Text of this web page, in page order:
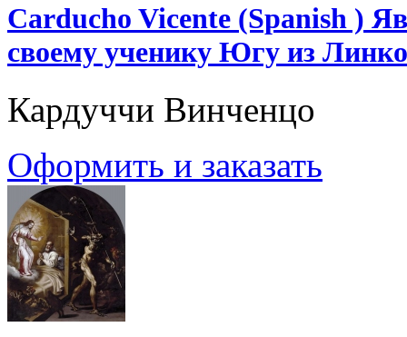
Carducho Vicente (Spanish )
своему ученику Югу из
Кардуччи Винченцо
Оформить и заказать